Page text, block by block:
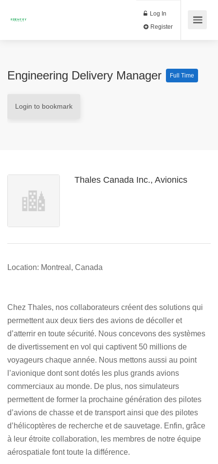
Log In
Engineering Delivery Manager Full Time
Login to bookmark
Thales Canada Inc., Avionics
Location: Montreal, Canada
Chez Thales, nos collaborateurs créent des solutions qui
permettent aux deux tiers des avions de décoller et
d’atterrir en toute sécurité. Nous concevons des systèmes
de divertissement en vol qui captivent 50 millions de
voyageurs chaque année. Nous mettons aussi au point
l’avionique dont sont dotés les plus grands avions
commerciaux au monde. De plus, nos simulateurs
permettent de former la prochaine génération des pilotes
d’avions de chasse et de transport ainsi que des pilotes
d’hélicoptères de recherche et de sauvetage. Enfin, grâce
à leur étroite collaboration, les membres de notre équipe
aérospatiale font toute la différence.